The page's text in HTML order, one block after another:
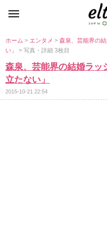
ホーム> エンタメ>森泉、芸能界の
い」> 写真・詳細 3枚目
森泉、芸能界の結婚ラッ
立たない」
2015-10-21 22:54